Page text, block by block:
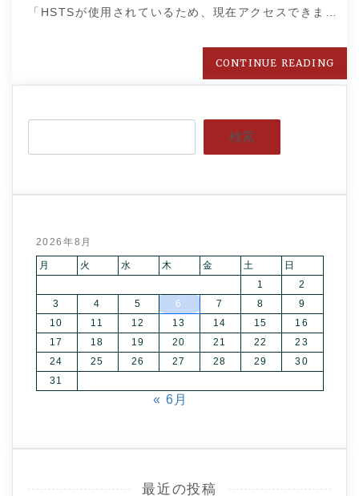
「HSTSが使用されているため、現在アクセスできま…
CONTINUE READING
検索
2026年8月
月 火 水 木 金 土
日
1
2
3
4 5 6 7 8
9
10
11 12 13 14 15
16
17
18 19 20 21 22
23
24
25 26 27 28 29
30
31
« 6月
最近の投稿